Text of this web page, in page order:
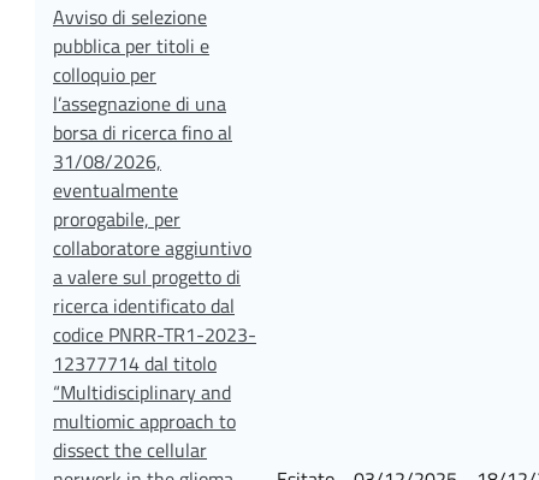
Avviso di selezione
pubblica per titoli e
colloquio per
l’assegnazione di una
borsa di ricerca fino al
31/08/2026,
eventualmente
prorogabile, per
collaboratore aggiuntivo
a valere sul progetto di
ricerca identificato dal
codice PNRR-TR1-2023-
12377714 dal titolo
“Multidisciplinary and
multiomic approach to
dissect the cellular